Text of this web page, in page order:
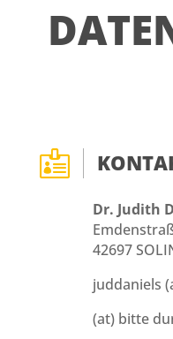

Dr. Judith
42697
juddaniels
(at) bitte